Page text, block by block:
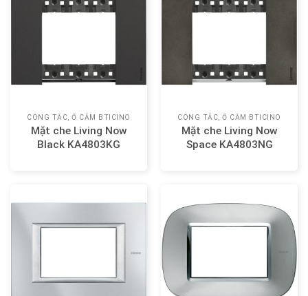
CÔNG TẮC, Ổ CẮM BTICINO
Mặt che Living Now
Black KA4803KG
CÔNG TẮC, Ổ CẮM BTICINO
Mặt che Living Now
Space KA4803NG